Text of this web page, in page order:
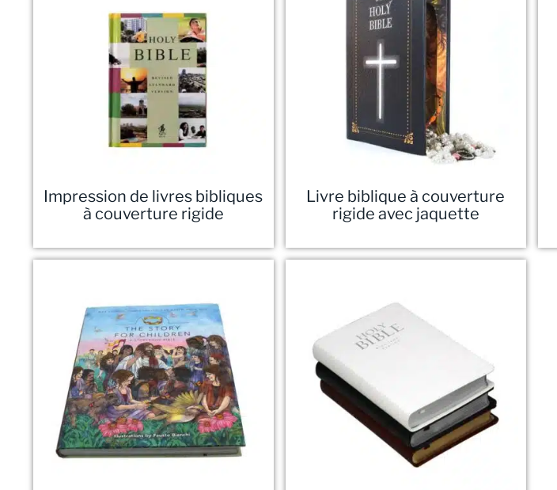
Impression de livres bibliques
à couverture rigide
Livre biblique à couverture
rigide avec jaquette